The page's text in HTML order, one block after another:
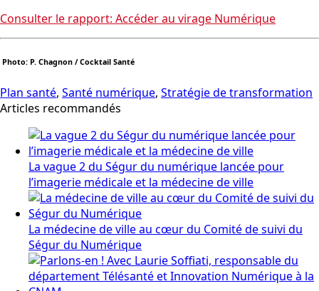
Consulter le rapport: Accéder au virage Numérique
Photo: P. Chagnon / Cocktail Santé
Plan santé, Santé numérique, Stratégie de transformation
Articles recommandés
La vague 2 du Ségur du numérique lancée pour
l’imagerie médicale et la médecine de ville
La médecine de ville au cœur du Comité de suivi du
Ségur du Numérique